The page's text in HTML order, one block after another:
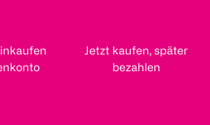
Jetzt kaufen, später
bezahlen